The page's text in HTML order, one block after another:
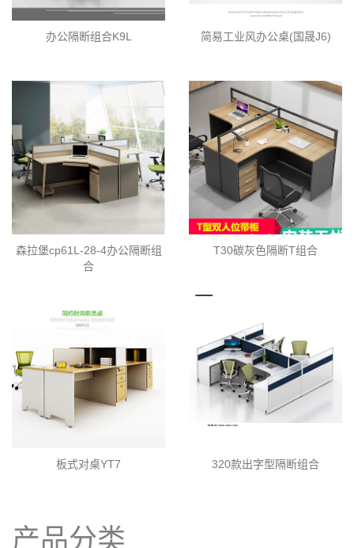
办公隔断组合K9L 简易工业风办公桌(国晟J6)
森拉堡cp61L-28-4办公隔断组
合
T30碳灰色隔断T组合
板式对桌YT7 320款出字型隔断组合
产品分类